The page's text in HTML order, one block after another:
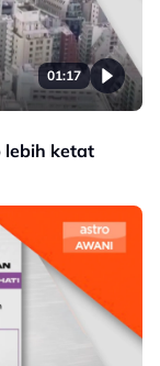
01:17
lebih ketat